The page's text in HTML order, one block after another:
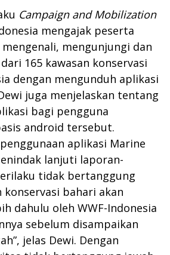
Campaign and Mobilization
mengajak peserta
mengunjungi dan
165 kawasan konservasi
dengan mengunduh aplikasi
juga menjelaskan tentang
bagi pengguna
android tersebut.
aplikasi Marine
lanjuti laporan-
tidak bertanggung
konservasi bahari akan
dahulu oleh WWF-Indonesia
sebelum disampaikan
jelas Dewi. Dengan